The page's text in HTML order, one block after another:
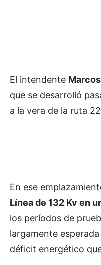
El intendente
que se desarrolló
a la vera de la ruta
En ese
Línea de 132 Kv en
los períodos de
largamente
déficit energético